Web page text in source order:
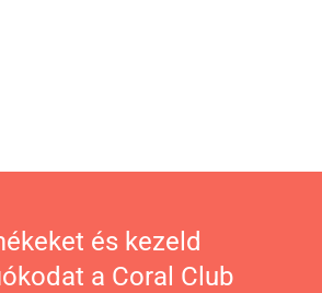
és kezeld
a Coral Club